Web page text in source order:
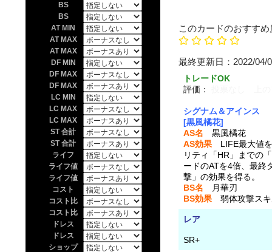
このカードのおすすめ
最終更新日
トレードOK
評価：
シグナム＆アインス
[黒風橘花]
AS名 黒風橘花
AS効果 LIFE最大値
リティ「HR」までの
ードのATを4倍、最終
撃」の効果を得る。
BS名 月華刃
BS効果 弱体攻撃スキ
レア
SR+
BS
BS
AT MIN
AT MAX
AT MAX
DF MIN
DF MAX
DF MAX
LC MIN
LC MAX
LC MAX
ST 合計
ST 合計
ライフ
ライフ値
ライフ値
コスト
コスト比
コスト比
ドレス
ドレス
ショップ